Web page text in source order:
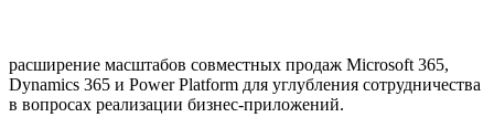
расширение масштабов совместных продаж Microsoft 365,
Dynamics 365 и Power Platform для углубления сотрудничества
в вопросах реализации бизнес-приложений.